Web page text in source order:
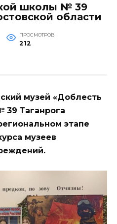
школы № 39
области
ПРОСМОТРОВ
212
музей «Доблесть
Таганрога
этапе
музеев